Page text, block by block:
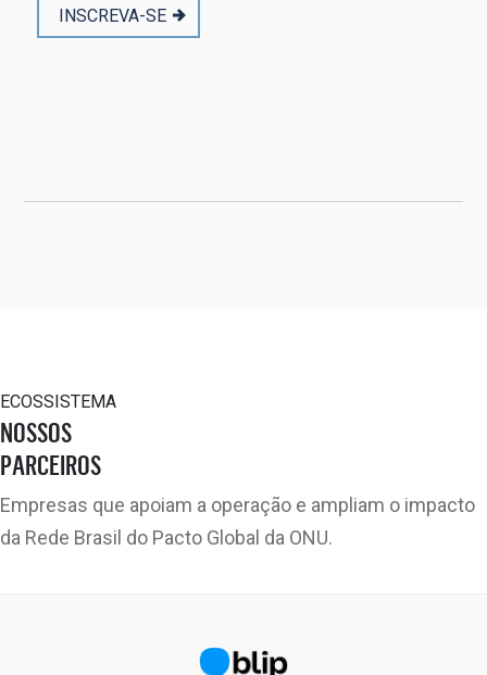
INSCREVA-SE
ECOSSISTEMA
NOSSOS
PARCEIROS
Empresas que apoiam a operação e ampliam o impacto
da Rede Brasil do Pacto Global da ONU.